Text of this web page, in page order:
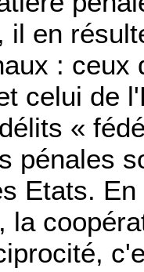
il en
: ceux
celui de
«
pénales
Etats.
la